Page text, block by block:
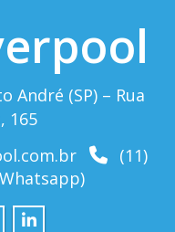
André (SP) – Rua
165
(11)